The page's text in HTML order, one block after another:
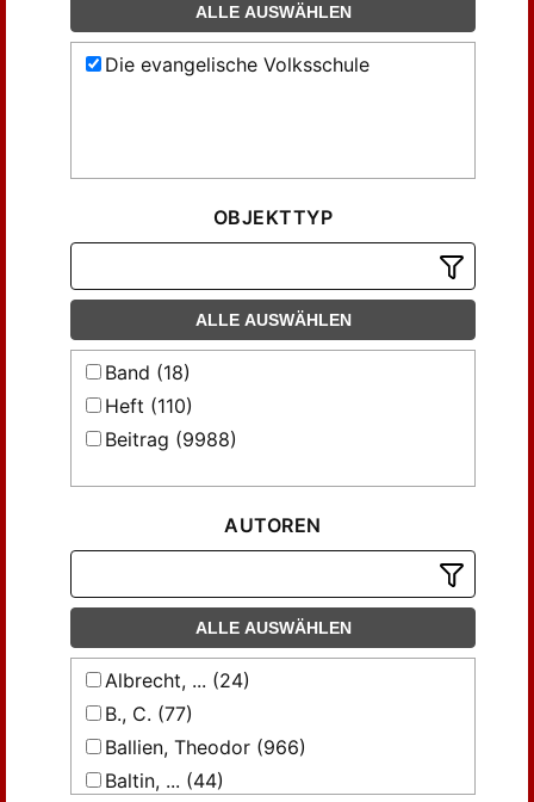
ALLE AUSWÄHLEN
Die evangelische Volksschule
OBJEKTTYP
ALLE AUSWÄHLEN
Band (18)
Heft (110)
Beitrag (9988)
AUTOREN
ALLE AUSWÄHLEN
Albrecht, ... (24)
B., C. (77)
Ballien, Theodor (966)
Baltin, ... (44)